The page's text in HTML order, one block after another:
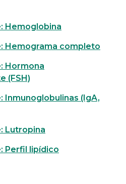
Hemoglobina
Hemograma completo
Hormona
(FSH)
Inmunoglobulinas (IgA,
Lutropina
Perfil lipídico